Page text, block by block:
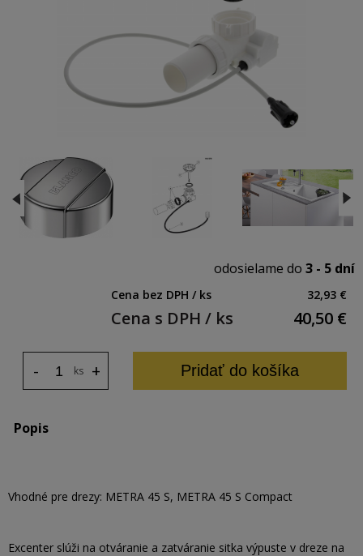
odosielame do 3 - 5 dní
Cena bez DPH / ks 32,93 €
Cena s DPH / ks 40,50 €
ks +
- Pridať do košíka
Popis
Vhodné pre drezy: METRA 45 S, METRA 45 S Compact
Excenter slúži na otváranie a zatváranie sitka výpuste v dreze na